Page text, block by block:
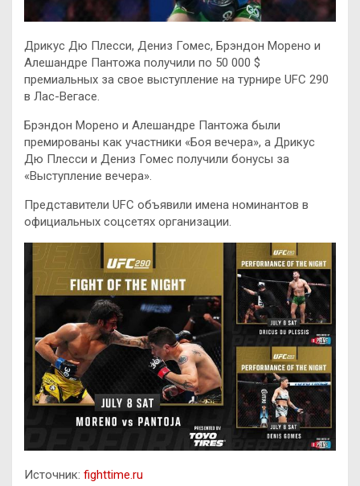
Дрикус Дю Плесси, Дениз Гомес, Брэндон Морено и
Алешандре Пантожа получили по 50 000 $
премиальных за свое выступление на турнире UFC 290
в Лас-Вегасе.
Брэндон Морено и Алешандре Пантожа были
премированы как участники «Боя вечера», а Дрикус
Дю Плесси и Дениз Гомес получили бонусы за
«Выступление вечера».
Представители UFC объявили имена номинантов в
официальных соцсетях организации.
Источник: fighttime.ru